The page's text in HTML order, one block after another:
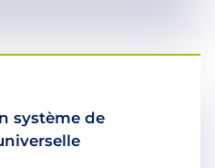
système de